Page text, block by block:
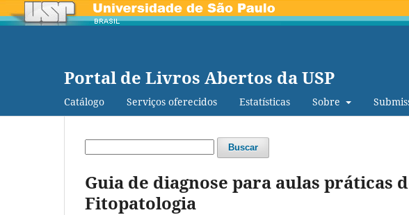
Portal de Livros Abertos da USP
Catálogo Serviços oferecidos Estatísticas Sobre
Buscar
Guia de diagnose para aulas práticas
Fitopatologia